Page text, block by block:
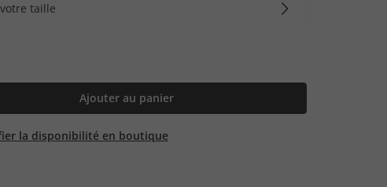
taille
Ajouter au panier
la disponibilité en boutique